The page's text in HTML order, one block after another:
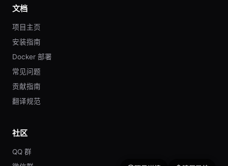
文档
项目主页
安装指南
Docker 部署
常见问题
贡献指南
翻译规范
社区
QQ 群